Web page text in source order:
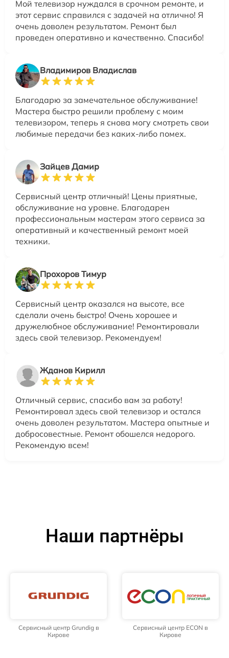
Мой телевизор нуждался в срочном ремонте, и
этот сервис справился с задачей на отлично! Я
очень доволен результатом. Ремонт был
проведен оперативно и качественно. Спасибо!
Владимиров Владислав
Благодарю за замечательное обслуживание!
Мастера быстро решили проблему с моим
телевизором, теперь я снова могу смотреть свои
любимые передачи без каких-либо помех.
Зайцев Дамир
Сервисный центр отличный! Цены приятные,
обслуживание на уровне. Благодарен
профессиональным мастерам этого сервиса за
оперативный и качественный ремонт моей
техники.
Прохоров Тимур
Сервисный центр оказался на высоте, все
сделали очень быстро! Очень хорошее и
дружелюбное обслуживание! Ремонтировали
здесь свой телевизор. Рекомендуем!
Жданов Кирилл
Отличный сервис, спасибо вам за работу!
Ремонтировал здесь свой телевизор и остался
очень доволен результатом. Мастера опытные и
добросовестные. Ремонт обошелся недорого.
Рекомендую всем!
Наши партнёры
Сервисный центр Grundig в
Кирове
Сервисный центр ECON в
Кирове